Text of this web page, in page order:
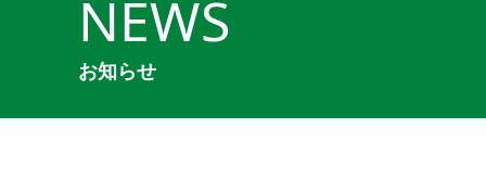
NEWS
お知らせ